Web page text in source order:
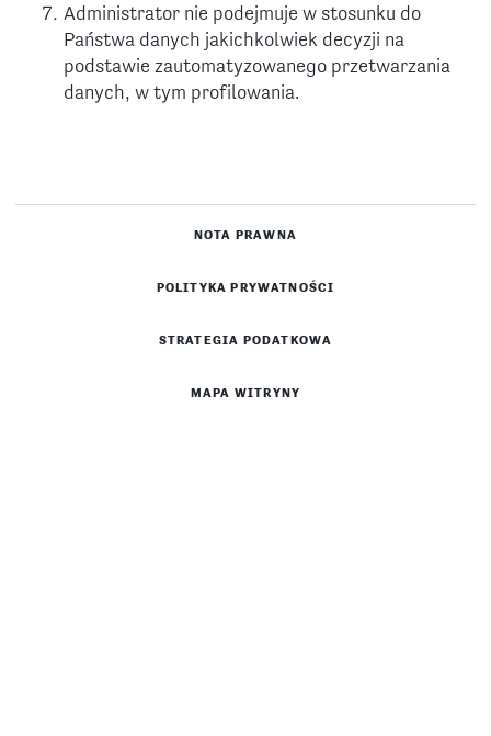
Administrator nie podejmuje w stosunku do
Państwa danych jakichkolwiek decyzji na
podstawie zautomatyzowanego przetwarzania
danych, w tym profilowania.
NOTA PRAWNA
POLITYKA PRYWATNOŚCI
STRATEGIA PODATKOWA
MAPA WITRYNY